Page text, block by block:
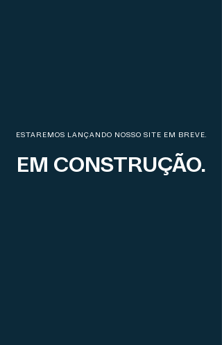
ESTAREMOS LANÇANDO NOSSO SITE EM BREVE.
EM CONSTRUÇÃO.